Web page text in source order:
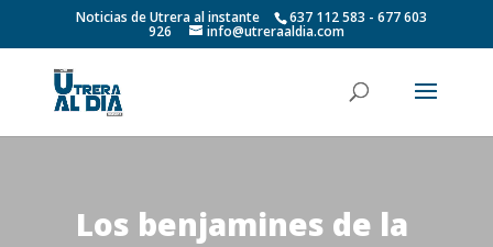
Noticias de Utrera al instante 637 112 583 - 677 603
926 info@utreraaldia.com
Los benjamines de la